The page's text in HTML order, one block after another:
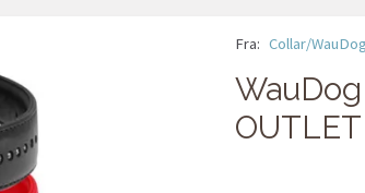
Fra: Collar/WauDog
WauDog
OUTLET